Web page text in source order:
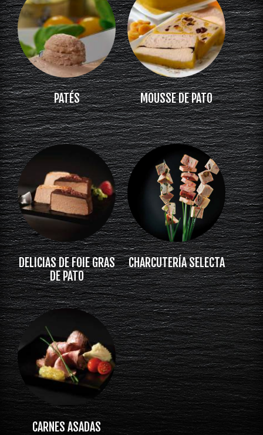
PATÉS MOUSSE DE PATO
DELICIAS DE FOIE GRAS
DE PATO
CHARCUTERÍA SELECTA
CARNES ASADAS